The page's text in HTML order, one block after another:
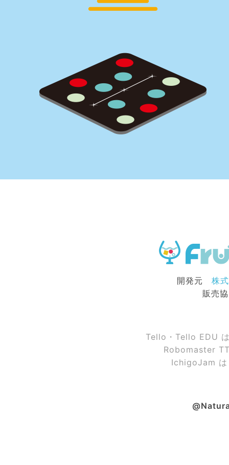
開発元 株
販売
Tello・Tello EDU
Robomaster
IchigoJam は